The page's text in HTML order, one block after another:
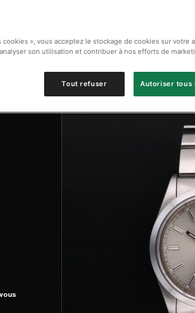
», vous acceptez le stockage de cookies sur votre
son utilisation et contribuer à nos efforts de
Tout refuser Autoriser tous